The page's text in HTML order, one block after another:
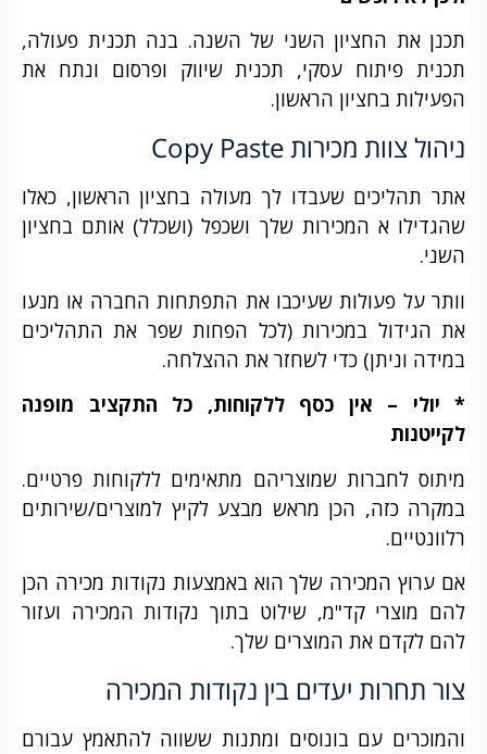
תכנן את החציון השני של השנה. בנה תכנית פעולה,
תכנית פיתוח עסקי, תכנית שיווק ופרסום ונתח את
הפעילות בחציון הראשון.
ניהול צוות מכירות Copy Paste
אתר תהליכים שעבדו לך מעולה בחציון הראשון, כאלו
שהגדילו א המכירות שלך ושכפל (ושכלל) אותם בחציון
השני.
וותר על פעולות שעיכבו את התפתחות החברה או מנעו
את הגידול במכירות (לכל הפחות שפר את התהליכים
במידה וניתן) כדי לשחזר את ההצלחה.
* יולי – אין כסף ללקוחות, כל התקציב מופנה
לקייטנות
מיתוס לחברות שמוצריהם מתאימים ללקוחות פרטיים.
במקרה כזה, הכן מראש מבצע לקיץ למוצרים/שירותים
רלוונטיים.
אם ערוץ המכירה שלך הוא באמצעות נקודות מכירה הכן
להם מוצרי קד"מ, שילוט בתוך נקודות המכירה ועזור
להם לקדם את המוצרים שלך.
צור תחרות יעדים בין נקודות המכירה
והמוכרים עם בונוסים ומתנות ששווה להתאמץ עבורם